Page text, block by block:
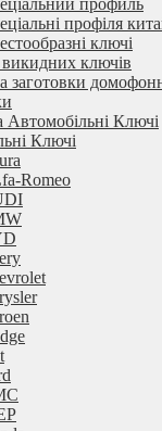
профиль
профіля
ключі
викидних ключів
заготовки
Автомобільні Ключі
Ключі
Romeo